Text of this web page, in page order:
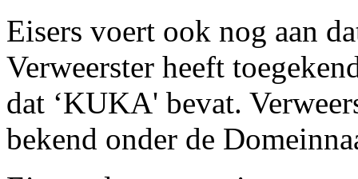
Eisers voert ook nog aan
Verweerster heeft
dat ‘KUKA' bevat.
bekend onder de